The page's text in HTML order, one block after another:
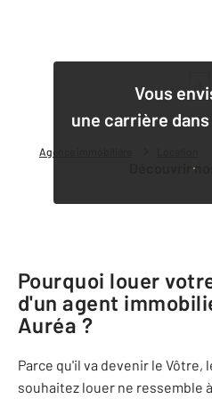
Agence immobilière
Vous
une carrière
Découvrir
1
Pourquoi louer
d'un agent
Auréa ?
Parce qu'il va devenir le Vôtre,
souhaitez louer ne ressemble